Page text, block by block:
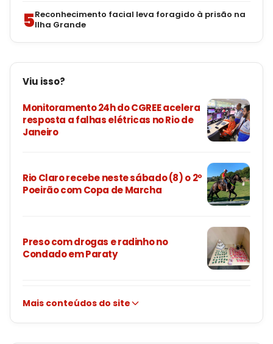
5Reconhecimento facial leva foragido à prisão na
Ilha Grande
Viu isso?
Monitoramento 24h do CGREE acelera
resposta a falhas elétricas no Rio de
Janeiro
Rio Claro recebe neste sábado (8) o 2º
Poeirão com Copa de Marcha
Preso com drogas e radinho no
Condado em Paraty
Mais conteúdos do site